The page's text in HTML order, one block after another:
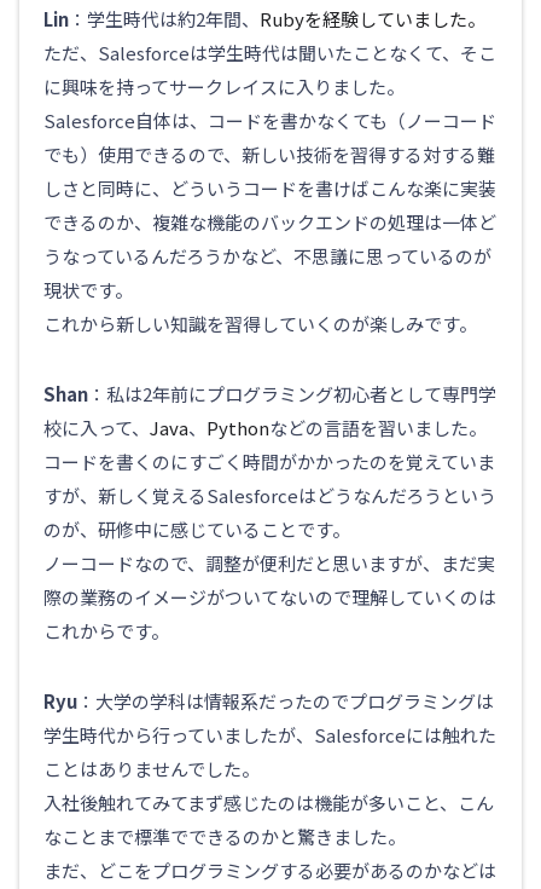
Lin ：学生時代は約2年間、 Rubyを経験していました。
ただ、Salesforceは学生時代は聞いたことなくて、そこ
に興味を持ってサークレイスに入りました。
Salesforce自体は、コードを書かなくても（ノーコード
でも）使用できるので、新しい技術を習得する対する難
しさと同時に、どういうコードを書けばこんな楽に実装
できるのか、複雑な機能のバックエンドの処理は一体ど
うなっているんだろうかなど、不思議に思っているのが
現状です。
これから新しい知識を習得していくのが楽しみです。
Shan ：私は2年前にプログラミング初心者として専門学
校に入って、 Java、 Pythonなどの言語を習いました。
コードを書くのにすごく時間がかかったのを覚えていま
すが、新しく覚えるSalesforceはどうなんだろうという
のが、研修中に感じていることです。
ノーコードなので、調整が便利だと思いますが、まだ実
際の業務のイメージがついてないので理解していくのは
これからです。
Ryu ：大学の学科は情報系だったのでプログラミングは
学生時代から行っていましたが、Salesforceには触れた
ことはありませんでした。
入社後触れてみてまず感じたのは機能が多いこと、こん
なことまで標準でできるのかと驚きました。
まだ、どこをプログラミングする必要があるのかなどは